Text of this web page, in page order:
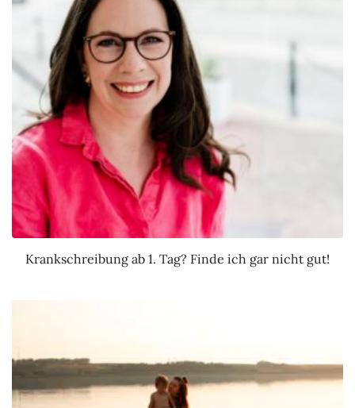
Krankschreibung ab 1. Tag? Finde ich gar nicht gut!